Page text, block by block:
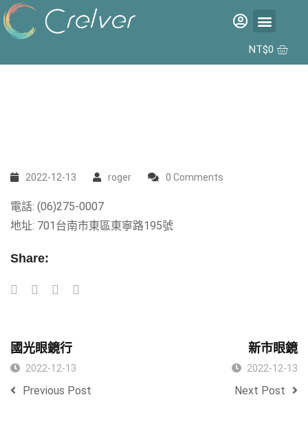
NT$0
2022-12-13 roger 0 Comments
電話: (06)275-0007
地址: 701台南市東區東寧路195號
Share:
國光眼鏡行
2022-12-13
Previous Post
新市眼鏡
2022-12-13
Next Post